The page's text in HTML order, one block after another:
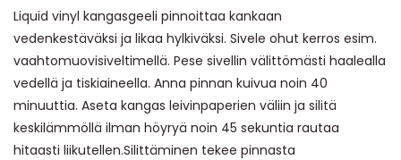
Liquid vinyl kangasgeeli pinnoittaa kankaan
vedenkestäväksi ja likaa hylkiväksi. Sivele ohut kerros esim.
vaahtomuovisiveltimellä. Pese sivellin välittömästi haalealla
vedellä ja tiskiaineella. Anna pinnan kuivua noin 40
minuuttia. Aseta kangas leivinpaperien väliin ja silitä
keskilämmöllä ilman höyryä noin 45 sekuntia rautaa
hitaasti liikutellen.Silittäminen tekee pinnasta